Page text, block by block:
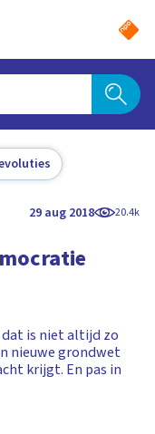
29 aug 2018 20.4k
dat is niet altijd zo
nieuwe grondwet
krijgt. En pas in